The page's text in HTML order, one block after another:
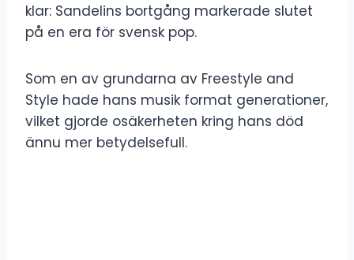
klar: Sandelins bortgång markerade slutet
på en era för svensk pop.
Som en av grundarna av Freestyle and
Style hade hans musik format generationer,
vilket gjorde osäkerheten kring hans död
ännu mer betydelsefull.